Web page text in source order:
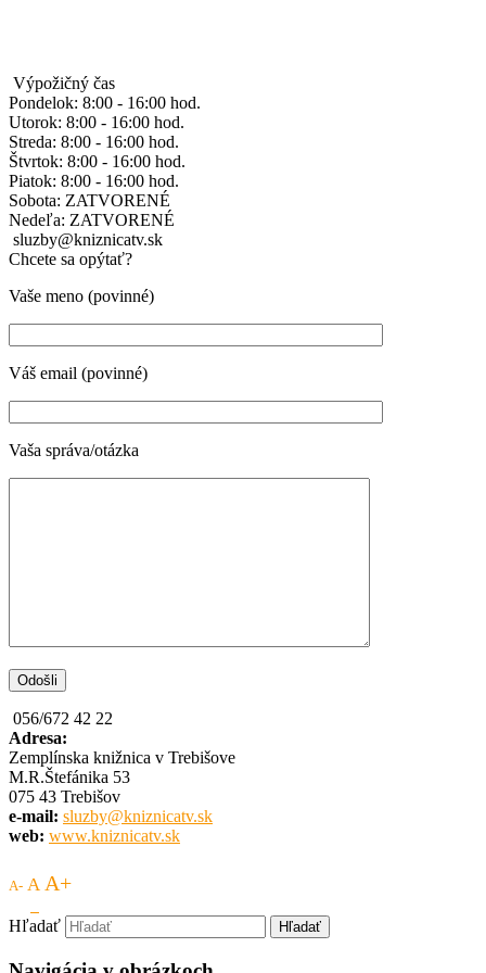
Výpožičný čas
Pondelok: 8:00 - 16:00 hod.
Utorok: 8:00 - 16:00 hod.
Streda: 8:00 - 16:00 hod.
Štvrtok: 8:00 - 16:00 hod.
Piatok: 8:00 - 16:00 hod.
Sobota: ZATVORENÉ
Nedeľa: ZATVORENÉ
sluzby@kniznicatv.sk
Chcete sa opýtať?
Vaše meno (povinné)
Váš email (povinné)
Vaša správa/otázka
056/672 42 22
Adresa:
Zemplínska knižnica v Trebišove
M.R.Štefánika 53
075 43 Trebišov
e-mail: sluzby@kniznicatv.sk
web: www.kniznicatv.sk
A- A A+
Hľadať